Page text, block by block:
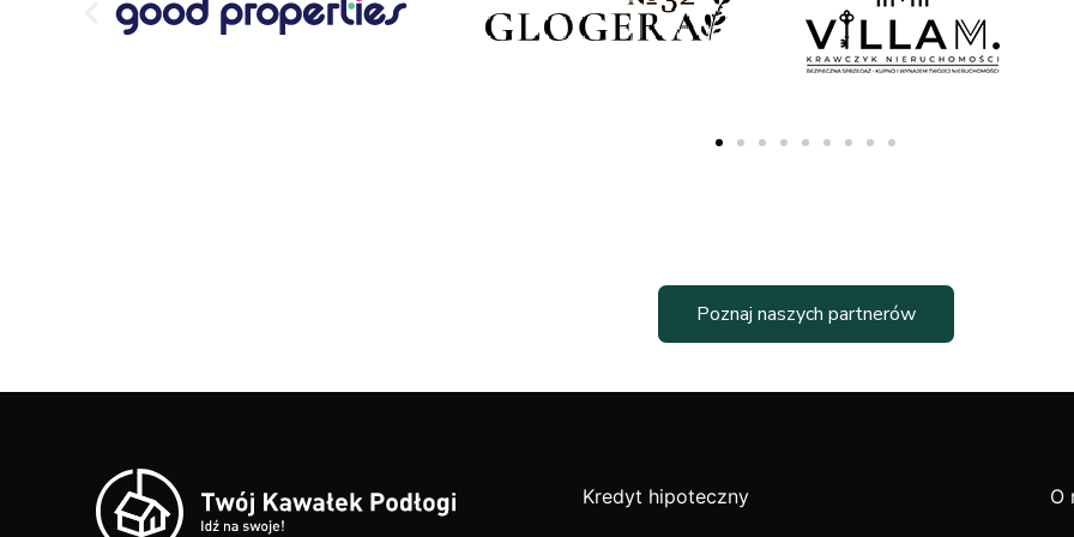
Poznaj naszych partnerów
Kredyt hipoteczny O